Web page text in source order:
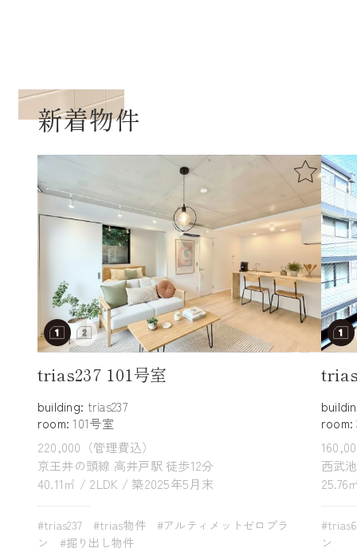
新着物件
trias237 101号室
building: trias237
room: 101号室
220,000（管理費込）
京王井の頭線 高井戸駅 徒歩12分
40.11㎡ / 2LDK / 築2025年5月末
#trias237 #trias物件
#アルティメットゼロプラ
ン
#掘り出し物件
room:
西武
25.76
ン